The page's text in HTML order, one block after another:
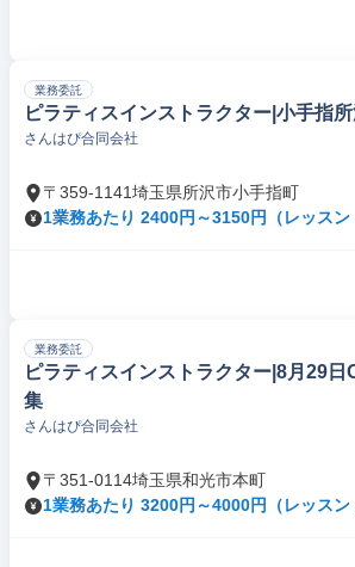
業務委託
ピラティスインストラクター|小手指
さんはぴ合同会社
〒359-1141埼玉県所沢市小手指町
1業務あたり 2400円～3150円（レッスン
業務委託
ピラティスインストラクター|8月29日
集
さんはぴ合同会社
〒351-0114埼玉県和光市本町
1業務あたり 3200円～4000円（レッスン